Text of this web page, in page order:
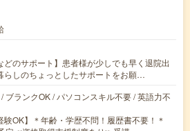
どのサポート】患者様が少しでも早く退院出
らしのちょっとしたサポートをお願…
ブランクOK / パソコンスキル不要 / 英語力不
験OK】＊年齢・学歴不問！履歴書不要！＊